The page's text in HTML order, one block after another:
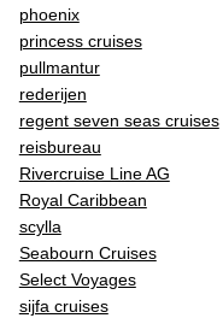
phoenix
princess cruises
pullmantur
rederijen
regent seven seas cruises
reisbureau
Rivercruise Line AG
Royal Caribbean
scylla
Seabourn Cruises
Select Voyages
sijfa cruises